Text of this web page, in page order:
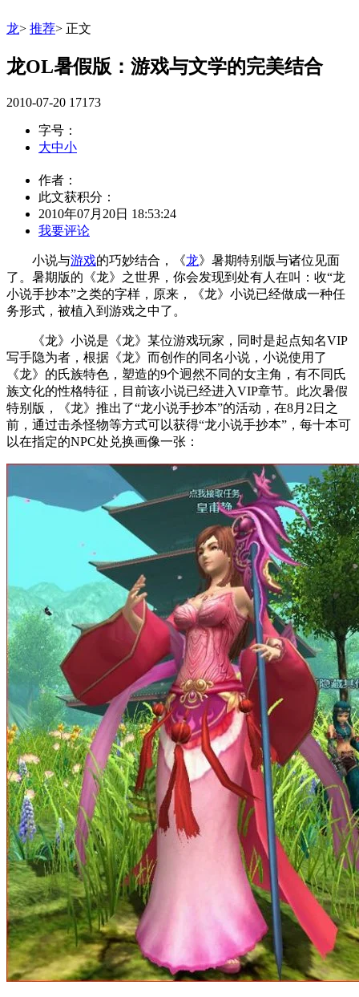
龙> 推荐> 正文
龙OL暑假版：游戏与文学的完美结合
2010-07-20 17173
字号：
大中小
作者：
此文获积分：
2010年07月20日 18:53:24
我要评论
小说与游戏的巧妙结合，《龙》暑期特别版与诸位见面
了。暑期版的《龙》之世界，你会发现到处有人在叫：收“龙
小说手抄本”之类的字样，原来，《龙》小说已经做成一种任
务形式，被植入到游戏之中了。
《龙》小说是《龙》某位游戏玩家，同时是起点知名VIP
写手隐为者，根据《龙》而创作的同名小说，小说使用了
《龙》的氏族特色，塑造的9个迥然不同的女主角，有不同氏
族文化的性格特征，目前该小说已经进入VIP章节。此次暑假
特别版，《龙》推出了“龙小说手抄本”的活动，在8月2日之
前，通过击杀怪物等方式可以获得“龙小说手抄本”，每十本可
以在指定的NPC处兑换画像一张：